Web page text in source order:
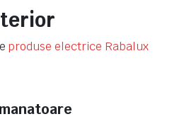
produse electrice Rabalux